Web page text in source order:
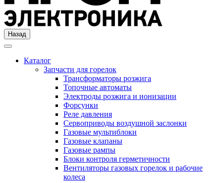
Назад
Каталог
Запчасти для горелок
Трансформаторы розжига
Топочные автоматы
Электроды розжига и ионизации
Форсунки
Реле давления
Сервоприводы воздушной заслонки
Газовые мультиблоки
Газовые клапаны
Газовые рампы
Блоки контроля герметичности
Вентиляторы газовых горелок и рабочие
колеса